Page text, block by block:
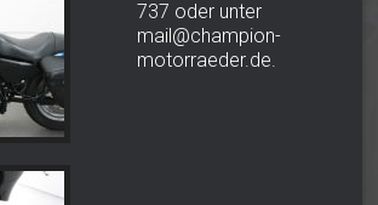
737 oder unter
mail@champion-
motorraeder.de.